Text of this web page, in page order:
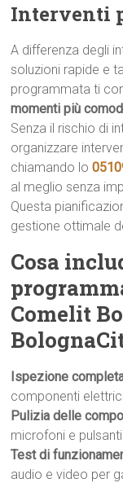
Interventi
A differenza degli
soluzioni rapide e
programmata ti
momenti più
Senza il rischio di
organizzare
chiamando lo
al meglio senza
Questa
gestione ottimale
Cosa
Comelit
Ispezione
componenti
Pulizia delle
microfoni e
Test di
audio e video per